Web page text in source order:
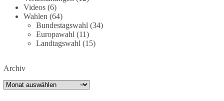
#dieBasis #natur #grundrechte
#demokratie
2 Tage(n) zuvor
Videos(6)
Wahlen (64)
Bundestagswahl (34)
Europawahl (11)
Landtagswahl (15)
Archiv
Archiv